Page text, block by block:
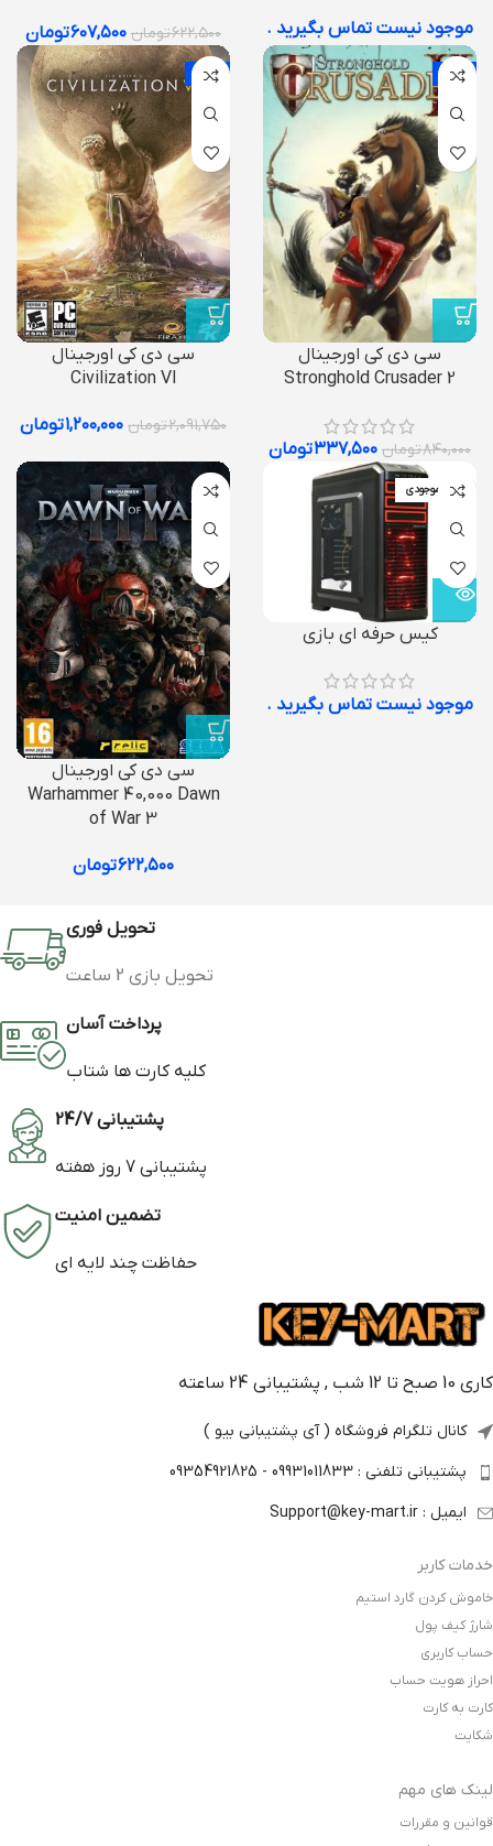
موجود نیست تماس بگیرید . ۶۲۲,۵۰۰تومان ۶۰۷,۵۰۰تومان
-60%
سی دی کی اورجینال
Stronghold Crusader 2
۸۴۰,۰۰۰تومان ۳۳۷,۵۰۰تومان
-43%
سی دی کی اورجینال
Civilization VI
۲,۰۹۱,۷۵۰تومان ۱,۲۰۰,۰۰۰تومان
اتمام موجودی
کیس حرفه ای بازی
موجود نیست تماس بگیرید .
سی دی کی اورجینال
Warhammer 40,000 Dawn
of War 3
۶۲۲,۵۰۰تومان
تحویل فوری
تحویل بازی 2 ساعت
پرداخت آسان
کلیه کارت ها شتاب
پشتیبانی 24/7
پشتیبانی 7 روز هفته
تضمین امنیت
حفاظت چند لایه ای
کاری 10 صبح تا 12 شب , پشتیبانی 24 ساعته
کانال تلگرام فروشگاه ( آی پشتیبانی بیو )
پشتیبانی تلفنی : 09931011833 - 09354921825
ایمیل : Support@key-mart.ir
خدمات کاربر
خاموش کردن گارد استیم
شارژ کیف پول
حساب کاربری
احراز هویت حساب
کارت به کارت
شکایت
لینک های مهم
قوانین و مقررات